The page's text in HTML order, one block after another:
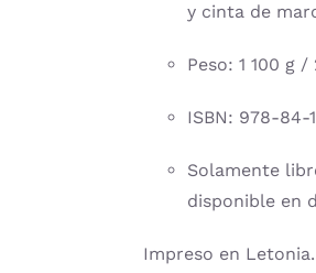
y cinta de
Peso: 1 100 g /
ISBN: 978-84-
Solamente
disponible en
Impreso en